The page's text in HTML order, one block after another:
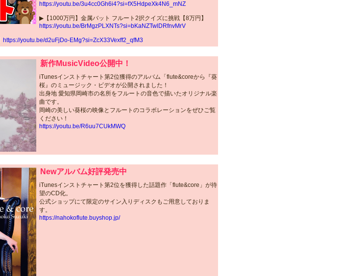
https://youtu.be/3u4cc0Gh6i4?si=fX5HdpeXk4N6_mNZ
▶︎【1000万円】金属バット フルート2択クイズに挑戦【8万円】
https://youtu.be/BrMgzPLXNTs?si=bKaNZTwlDRfnvMrV
https://youtu.be/d2uFjDo-EMg?si=ZcX33Vexff2_qfM3
新作MusicVideo公開中！
iTunesインストチャート第2位獲得のアルバム「flute&coreから『葵
桜』のミュージック・ビデオが公開されました！
出身地 愛知県岡崎市の名所をフルートの音色で描いたオリジナル楽
曲です。
岡崎の美しい葵桜の映像とフルートのコラボレーションをぜひご覧
ください！
https://youtu.be/R6uu7CUkMWQ
Newアルバム好評発売中
iTunesインストチャート第2位を獲得した話題作「flute&core」が待
望のCD化。
公式ショップにて限定のサイン入りディスクもご用意しておりま
す。
https://nahokoflute.buyshop.jp/